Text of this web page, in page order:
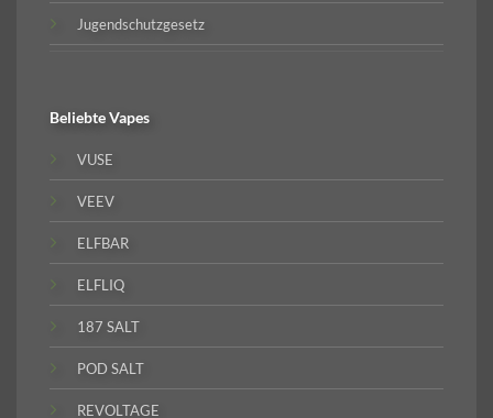
Jugendschutzgesetz
BeliebteVapes
VUSE
VEEV
ELFBAR
ELFLIQ
187 SALT
POD SALT
REVOLTAGE